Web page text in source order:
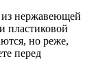
из нержавеющей
пластиковой
но реже,
перед